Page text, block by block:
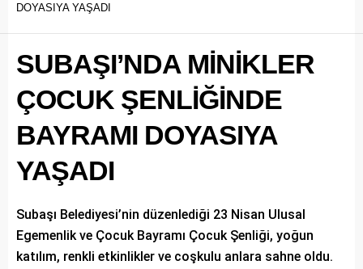
DOYASIYA YAŞADI
SUBAŞI’NDA MİNİKLER
ÇOCUK ŞENLİĞİNDE
BAYRAMI DOYASIYA
YAŞADI
Subaşı Belediyesi’nin düzenlediği 23 Nisan Ulusal
Egemenlik ve Çocuk Bayramı Çocuk Şenliği, yoğun
katılım, renkli etkinlikler ve coşkulu anlara sahne oldu.